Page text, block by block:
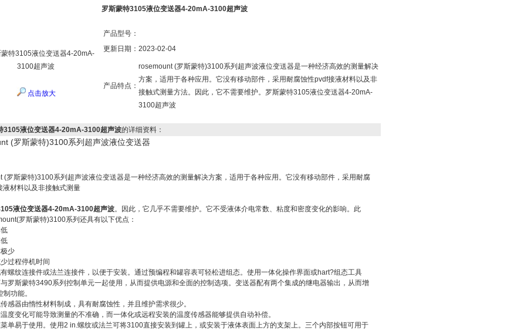
罗斯蒙特3105液位变送器4-20mA-3100超声波
点击放大
产品型号：
更新日期： 2023-02-04
产品特点：
rosemount (罗斯蒙特)3100系列超声波液位变送器是一种经济高效的测量解决
方案，适用于各种应用。它没有移动部件，采用耐腐蚀性pvdf接液材料以及非
接触式测量方法。因此，它不需要维护。罗斯蒙特3105液位变送器4-20mA-
3100超声波
3105液位变送器4-20mA-3100超声波的详细资料：
(罗斯蒙特)3100系列超声波液位变送器
(罗斯蒙特)3100系列超声波液位变送器是一种经济高效的测量解决方案，适用于各种应用。它没有移动部件，采用耐腐
液材料以及非接触式测量
液位变送器4-20mA-3100超声波。因此，它几乎不需要维护。它不受液体介电常数、粘度和密度变化的影响。此
罗斯蒙特)3100系列还具有以下优点：
少
过程停机时间
螺纹连接件或法兰连接件，以便于安装。通过预编程和罐容表可轻松进组态。使用一体化操作界面或hart?组态工具
罗斯蒙特3490系列控制单元一起使用，从而提供电源和全面的控制选项。变送器配有两个集成的继电器输出，从而增
功能。
感器由惰性材料制成，具有耐腐蚀性，并且维护需求很少。
度变化可能导致测量的不准确，而一体化或远程安装的温度传感器能够提供自动补偿。
单易于使用。使用2 in.螺纹或法兰可将3100直接安装到罐上，或安装于液体表面上方的支架上。三个内部按钮可用于